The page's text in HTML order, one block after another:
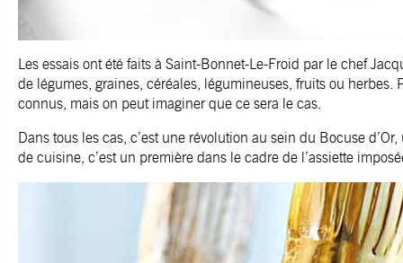
Les essais ont été faits à Saint-Bonnet-Le-Froid par le chef
de légumes, graines, céréales, légumineuses, fruits ou herbes.
connus, mais on peut imaginer que ce sera le cas.
Dans tous les cas, c’est une révolution au sein du Bocuse
de cuisine, c’est un première dans le cadre de l’assiette